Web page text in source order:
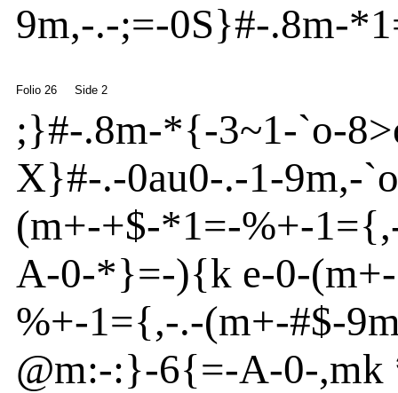
9m,-.-;=-0S}#-.8m-
Folio 26 Side 2
;}#-.8m-*{-3~1-`o-8
X}#-.-0au0-.-1-9m,-`o
(m+-+$-*1=-%+-1={,
A-0-*}=-){k e-0-(m+-
%+-1={,-.-(m+-#$-
@m:-:}-6{=-A-0-,mk